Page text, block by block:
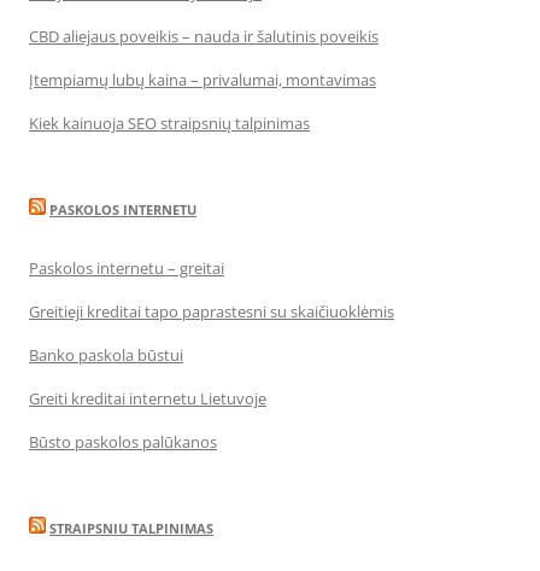
CBD aliejaus poveikis – nauda ir šalutinis poveikis
Įtempiamų lubų kaina – privalumai, montavimas
Kiek kainuoja SEO straipsnių talpinimas
PASKOLOS INTERNETU
Paskolos internetu – greitai
Greitieji kreditai tapo paprastesni su skaičiuoklėmis
Banko paskola būstui
Greiti kreditai internetu Lietuvoje
Būsto paskolos palūkanos
STRAIPSNIU TALPINIMAS